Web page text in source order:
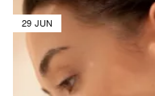
29 JUN